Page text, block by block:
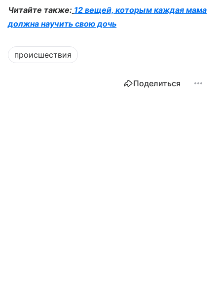
Читайте также: 12 вещей, которым каждая мама
должна научить свою дочь
происшествия
Поделиться